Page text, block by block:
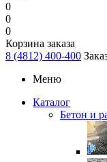
0
0
0
Корзина заказа
8 (4812) 400-400
Меню
Каталог
Бетон и